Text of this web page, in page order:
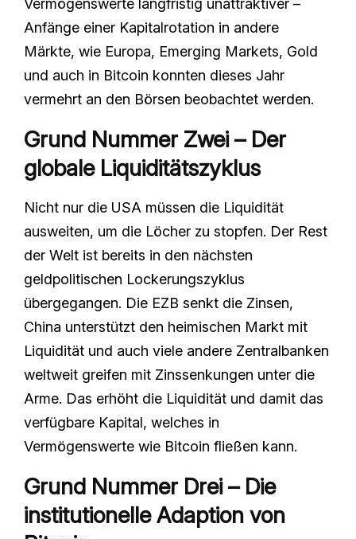
Anfänge einer Kapitalrotation in andere
Märkte, wie Europa, Emerging Markets, Gold
und auch in Bitcoin konnten dieses Jahr
vermehrt an den Börsen beobachtet werden.
Grund Nummer Zwei – Der
globale Liquiditätszyklus
Nicht nur die USA müssen die Liquidität
ausweiten, um die Löcher zu stopfen. Der Rest
der Welt ist bereits in den nächsten
geldpolitischen Lockerungszyklus
übergegangen. Die EZB senkt die Zinsen,
China unterstützt den heimischen Markt mit
Liquidität und auch viele andere Zentralbanken
weltweit greifen mit Zinssenkungen unter die
Arme. Das erhöht die Liquidität und damit das
verfügbare Kapital, welches in
Vermögenswerte wie Bitcoin fließen kann.
Grund Nummer Drei – Die
institutionelle Adaption von